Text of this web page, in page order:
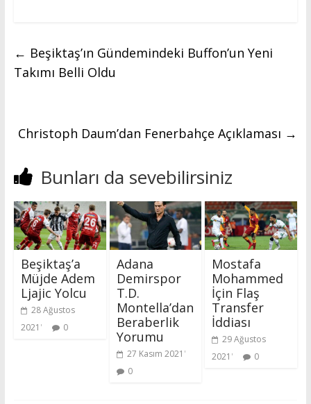
← Beşiktaş’ın Gündemindeki Buffon’un Yeni
Takımı Belli Oldu
Christoph Daum’dan Fenerbahçe Açıklaması →
Bunları da sevebilirsiniz
Beşiktaş’a
Müjde Adem
Ljajic Yolcu
28 Ağustos
2021
0
Adana
Demirspor
T.D.
Montella’dan
Beraberlik
Yorumu
27 Kasım 2021
0
Mostafa
Mohammed
İçin Flaş
Transfer
İddiası
29 Ağustos
2021
0